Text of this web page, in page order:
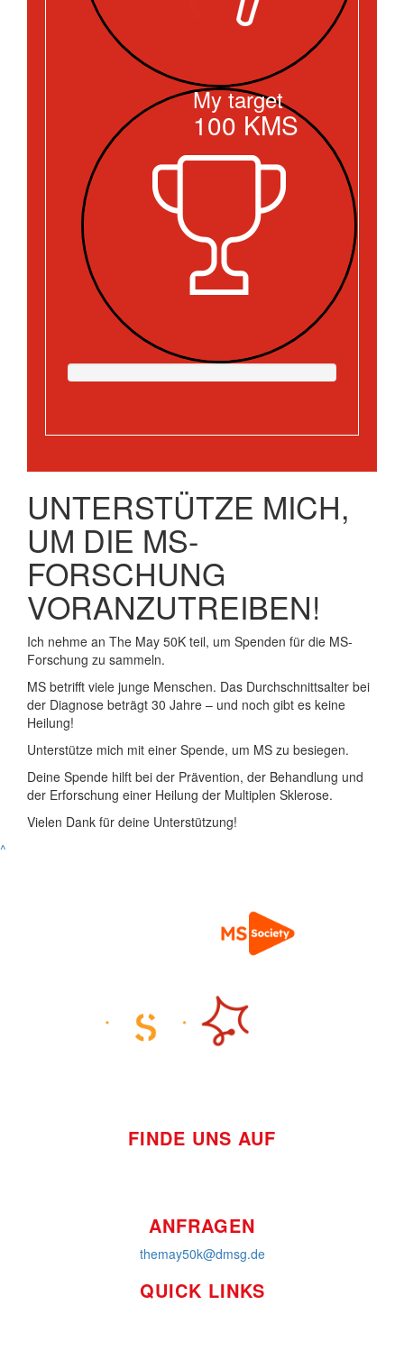
My target
100 KMS
UNTERSTÜTZE MICH,
UM DIE MS-
FORSCHUNG
VORANZUTREIBEN!
Ich nehme an The May 50K teil, um Spenden für die MS-
Forschung zu sammeln.
MS betrifft viele junge Menschen. Das Durchschnittsalter bei
der Diagnose beträgt 30 Jahre – und noch gibt es keine
Heilung!
Unterstütze mich mit einer Spende, um MS zu besiegen.
Deine Spende hilft bei der Prävention, der Behandlung und
der Erforschung einer Heilung der Multiplen Sklerose.
Vielen Dank für deine Unterstützung!
^
FINDE UNS AUF
ANFRAGEN
themay50k@dmsg.de
QUICK LINKS